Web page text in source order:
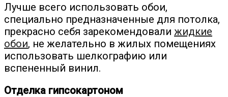
Лучше всего использовать обои,
специально предназначенные для потолка,
прекрасно себя зарекомендовали жидкие
обои, не желательно в жилых помещениях
использовать шелкографию или
вспененный винил.
Отделка гипсокартоном